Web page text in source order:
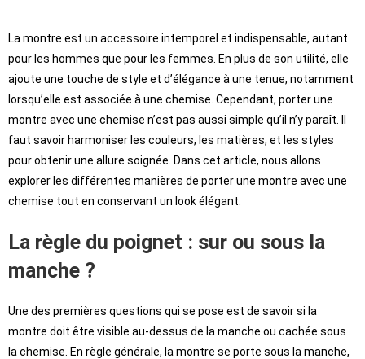
La montre est un accessoire intemporel et indispensable, autant
pour les hommes que pour les femmes. En plus de son utilité, elle
ajoute une touche de style et d’élégance à une tenue, notamment
lorsqu’elle est associée à une chemise. Cependant, porter une
montre avec une chemise n’est pas aussi simple qu’il n’y paraît. Il
faut savoir harmoniser les couleurs, les matières, et les styles
pour obtenir une allure soignée. Dans cet article, nous allons
explorer les différentes manières de porter une montre avec une
chemise tout en conservant un look élégant.
La règle du poignet : sur ou sous la
manche ?
Une des premières questions qui se pose est de savoir si la
montre doit être visible au-dessus de la manche ou cachée sous
la chemise. En règle générale, la montre se porte sous la manche,